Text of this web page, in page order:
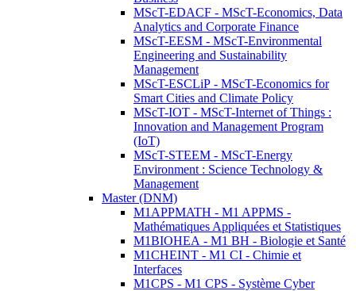
MScT-EDACF - MScT-Economics, Data
Analytics and Corporate Finance
MScT-EESM - MScT-Environmental
Engineering and Sustainability
Management
MScT-ESCLiP - MScT-Economics for
Smart Cities and Climate Policy
MScT-IOT - MScT-Internet of Things :
Innovation and Management Program
(IoT)
MScT-STEEM - MScT-Energy
Environment : Science Technology &
Management
Master (DNM)
M1APPMATH - M1 APPMS -
Mathématiques Appliquées et Statistiques
M1BIOHEA - M1 BH - Biologie et Santé
M1CHEINT - M1 CI - Chimie et
Interfaces
M1CPS - M1 CPS - Système Cyber